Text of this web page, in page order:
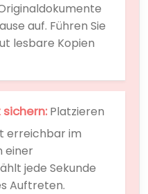
auf. Führen Sie
lesbare Kopien
Platzieren
erreichbar im
einer
jede Sekunde
Auftreten.